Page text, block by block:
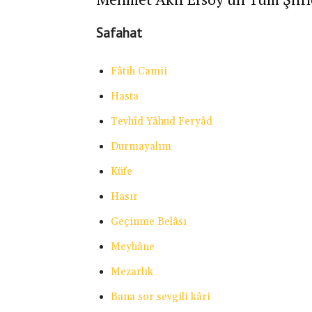
Safahat
Fâtih Camii
Hasta
Tevhîd Yâhud Feryâd
Durmayalım
Küfe
Hasır
Geçinme Belâsı
Meyhâne
Mezarlık
Bana sor sevgili kâri